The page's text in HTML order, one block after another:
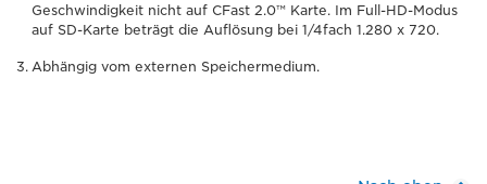
Geschwindigkeit nicht auf CFast 2.0™ Karte. Im Full-HD-Modus
auf SD-Karte beträgt die Auflösung bei 1/4fach 1.280 x 720.
Abhängig vom externen Speichermedium.